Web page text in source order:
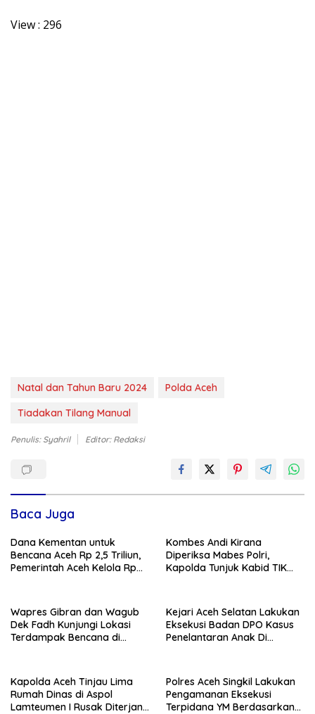
View : 296
Natal dan Tahun Baru 2024
Polda Aceh
Tiadakan Tilang Manual
Penulis: Syahril Editor: Redaksi
Baca Juga
Dana Kementan untuk
Bencana Aceh Rp 2,5 Triliun,
Pemerintah Aceh Kelola Rp
Kombes Andi Kirana
Diperiksa Mabes Polri,
Kapolda Tunjuk Kabid TIK
Wapres Gibran dan Wagub
Dek Fadh Kunjungi Lokasi
Terdampak Bencana di
Kejari Aceh Selatan Lakukan
Eksekusi Badan DPO Kasus
Penelantaran Anak Di
Kapolda Aceh Tinjau Lima
Rumah Dinas di Aspol
Lamteumen I Rusak Diterjang
Polres Aceh Singkil Lakukan
Pengamanan Eksekusi
Terpidana YM Berdasarkan